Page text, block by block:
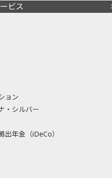
ビス
ョン
・シルバー
出年金（iDeCo）